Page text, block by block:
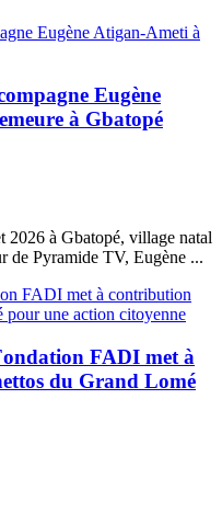
Eugène
à Gbatopé
à Gbatopé, village natal
de Pyramide TV, Eugène ...
FADI met à
du Grand Lomé